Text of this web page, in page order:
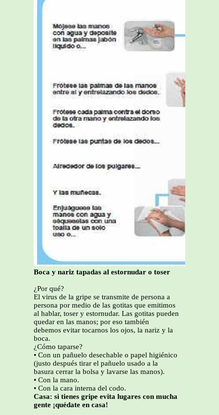
Boca y nariz tapadas al estornudar o toser
¿Por qué?
El virus de la gripe se transmite de persona a
persona por medio de las gotitas que emitimos
al hablar, toser y estornudar. Las gotitas pueden
quedar en las manos; por eso también
debemos evitar tocarnos los ojos, la nariz y la
boca.
¿Cómo taparse?
• Con un pañuelo desechable o papel higiénico
(justo después tirar el pañuelo usado a la
basura cerrar la bolsa y lavarse las manos).
• Con la mano.
• Con la cara interna del codo.
Casa: si tienes gripe evita lugares con mucha
gente ¡quédate en casa!